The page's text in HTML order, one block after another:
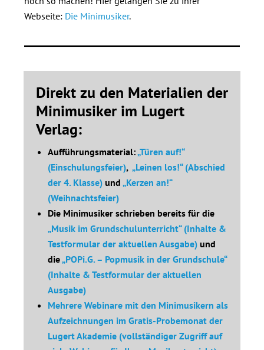
Webseite: Die Minimusiker.
Direkt zu den Materialien der
Minimusiker im Lugert
Verlag:
Aufführungsmaterial:„Türen auf!“
(Einschulungsfeier), „Leinen los!“ (Abschied
der 4. Klasse) und „Kerzen an!“
(Weihnachtsfeier)
Die Minimusiker schrieben bereits für die
„Musik im Grundschulunterricht“ (Inhalte &
Testformular der aktuellen Ausgabe) und
die„POPi.G. – Popmusik in der Grundschule“
(Inhalte & Testformular der aktuellen
Ausgabe)
Mehrere Webinare mit den Minimusikern als
Aufzeichnungen im Gratis-Probemonat der
Lugert Akademie (vollständiger Zugriff auf